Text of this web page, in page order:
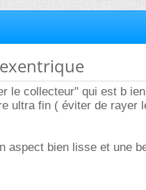
le collecteur" qui est b
ultra fin ( éviter de rayer
aspect bien lisse et une